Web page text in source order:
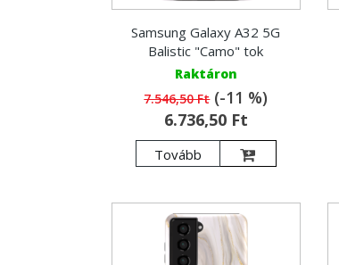
Samsung Galaxy A32 5G
Balistic "Camo" tok
Raktáron
7.546,50 Ft(-11 %)
6.736,50 Ft
Tovább